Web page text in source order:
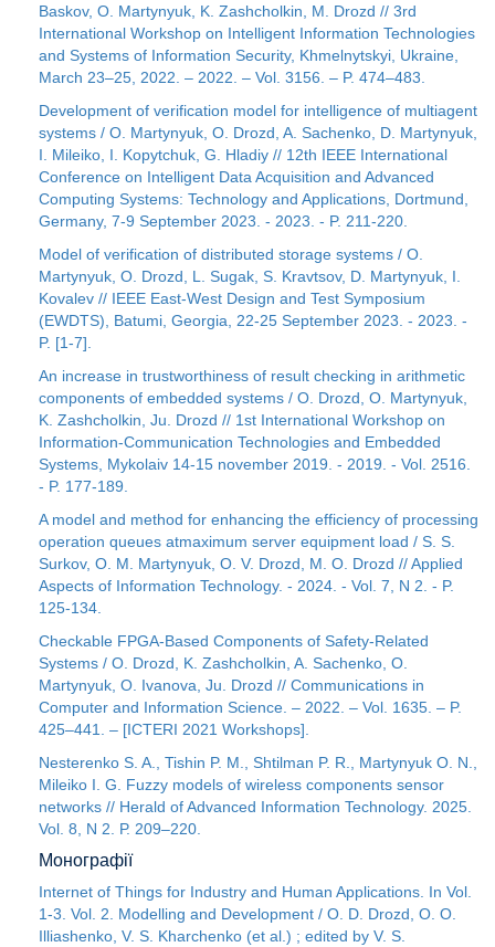
Baskov, O. Martynyuk, K. Zashcholkin, M. Drozd // 3rd
International Workshop on Intelligent Information Technologies
and Systems of Information Security, Khmelnytskyi, Ukraine,
March 23–25, 2022. – 2022. – Vol. 3156. – P. 474–483.
Development of verification model for intelligence of multiagent
systems / O. Martynyuk, O. Drozd, A. Sachenko, D. Martynyuk,
I. Mileiko, I. Kopytchuk, G. Hladiy // 12th IEEE International
Conference on Intelligent Data Acquisition and Advanced
Computing Systems: Technology and Applications, Dortmund,
Germany, 7-9 September 2023. - 2023. - P. 211-220.
Model of verification of distributed storage systems / O.
Martynyuk, O. Drozd, L. Sugak, S. Kravtsov, D. Martynyuk, I.
Kovalev // IEEE East-West Design and Test Symposium
(EWDTS), Batumi, Georgia, 22-25 September 2023. - 2023. -
P. [1-7].
An increase in trustworthiness of result checking in arithmetic
components of embedded systems / O. Drozd, O. Martynyuk,
K. Zashcholkin, Ju. Drozd // 1st International Workshop on
Information-Communication Technologies and Embedded
Systems, Mykolaiv 14-15 november 2019. - 2019. - Vol. 2516.
- P. 177-189.
A model and method for enhancing the efficiency of processing
operation queues atmaximum server equipment load / S. S.
Surkov, O. M. Martynyuk, O. V. Drozd, M. O. Drozd // Applied
Aspects of Information Technology. - 2024. - Vol. 7, N 2. - P.
125-134.
Checkable FPGA-Based Components of Safety-Related
Systems / O. Drozd, K. Zashcholkin, A. Sachenko, O.
Martynyuk, O. Ivanova, Ju. Drozd // Communications in
Computer and Information Science. – 2022. – Vol. 1635. – P.
425–441. – [ICTERI 2021 Workshops].
Nesterenko S. A., Tishin P. M., Shtilman P. R., Martynyuk O. N.,
Mileiko I. G. Fuzzy models of wireless components sensor
networks // Herald of Advanced Information Technology. 2025.
Vol. 8, N 2. Р. 209–220.
Монографії
Internet of Things for Industry and Human Applications. In Vol.
1-3. Vol. 2. Modelling and Development / O. D. Drozd, О. О.
Illiashenko, V. S. Kharchenko (et al.) ; еdited by V. S.